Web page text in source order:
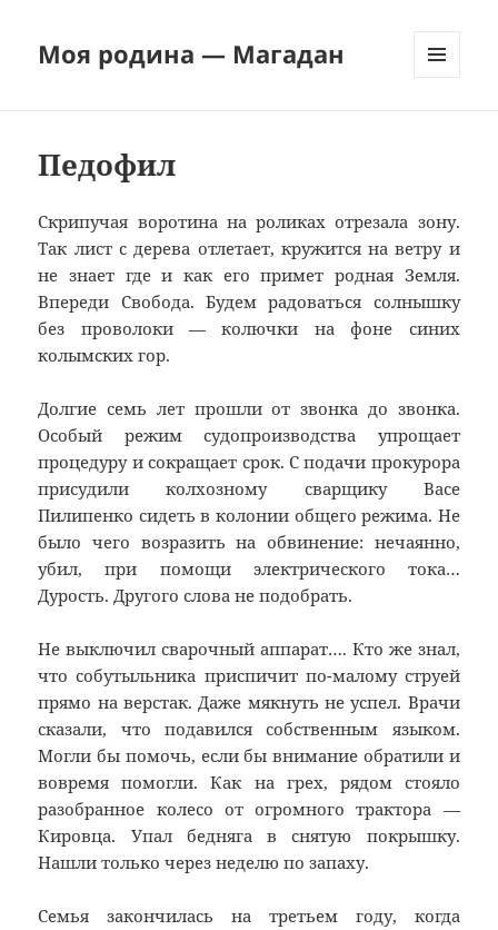
Моя родина — Магадан
Педофил
Скрипучая воротина на роликах отрезала зону.
Так лист с дерева отлетает, кружится на ветру и
не знает где и как его примет родная Земля.
Впереди Свобода. Будем радоваться солнышку
без проволоки — колючки на фоне синих
колымских гор.
Долгие семь лет прошли от звонка до звонка.
Особый режим судопроизводства упрощает
процедуру и сокращает срок. С подачи прокурора
присудили колхозному сварщику Васе
Пилипенко сидеть в колонии общего режима. Не
было чего возразить на обвинение: нечаянно,
убил, при помощи электрического тока…
Дурость. Другого слова не подобрать.
Не выключил сварочный аппарат…. Кто же знал,
что собутыльника приспичит по-малому струей
прямо на верстак. Даже мякнуть не успел. Врачи
сказали, что подавился собственным языком.
Могли бы помочь, если бы внимание обратили и
вовремя помогли. Как на грех, рядом стояло
разобранное колесо от огромного трактора —
Кировца. Упал бедняга в снятую покрышку.
Нашли только через неделю по запаху.
Семья закончилась на третьем году, когда